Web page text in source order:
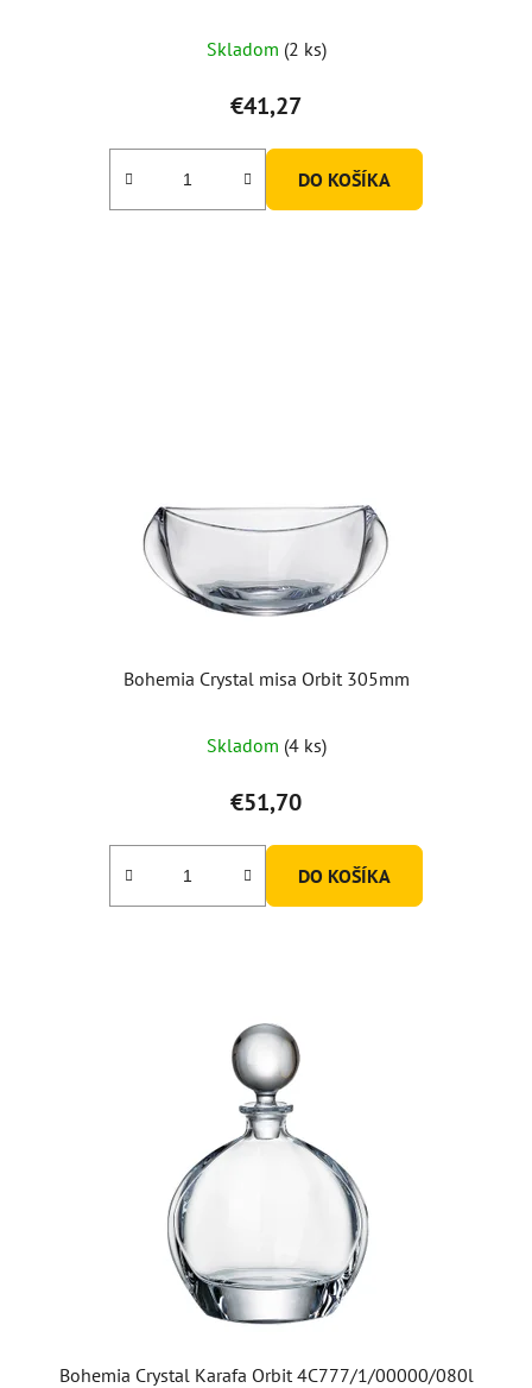
Skladom (2 ks)
€41,27
DO KOŠÍKA
Bohemia Crystal misa Orbit 305mm
hodnotenie
produktu
je
5,0
Skladom (4 ks)
€51,70
DO KOŠÍKA
Bohemia Crystal Karafa Orbit 4C777/1/00000/080l